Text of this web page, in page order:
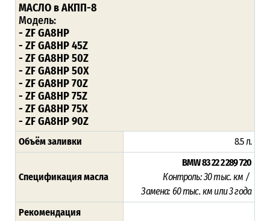
МАСЛО в АКПП-8
Модель:
- ZF GA8HP
- ZF GA8HP 45Z
- ZF GA8HP 50Z
- ZF GA8HP 50X
- ZF GA8HP 70Z
- ZF GA8HP 75Z
- ZF GA8HP 75X
- ZF GA8HP 90Z
Объём заливки 8.5 л.
Спецификация масла
BMW 83 22 2 289 720
Контроль: 30 тыс. км /
Замена: 60 тыс. км или 3 года
Рекомендация